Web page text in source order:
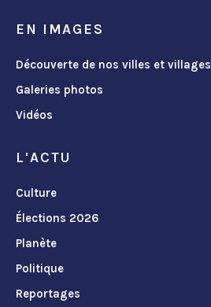
EN IMAGES
Découverte de nos villes et villages
Galeries photos
Vidéos
L'ACTU
Culture
Élections 2026
Planète
Politique
Reportages